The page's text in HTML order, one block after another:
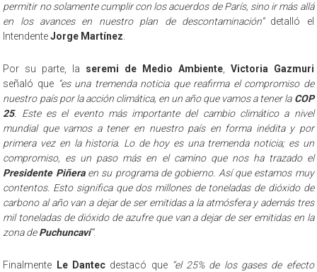
permitir no solamente cumplir con los acuerdos de París, sino ir más allá
en los avances en nuestro plan de descontaminación”detalló el
IntendenteJorge Martínez
Por su parte, la seremi de Medio Ambiente, Victoria Gazmuri
señaló que “es una tremenda noticia que reafirma el compromiso de
nuestro país por la acción climática, en un año que vamos a tener la COP
25. Este es el evento más importante del cambio climático a nivel
mundial que vamos a tener en nuestro país en forma inédita y por
primera vez en la historia. Lo de hoy es una tremenda noticia; es un
compromiso, es un paso más en el camino que nos ha trazado el
Presidente Piñeraen su programa de gobierno. Así que estamos muy
contentos. Esto significa que dos millones de toneladas de dióxido de
carbono al año van a dejar de ser emitidas a la atmósfera y además tres
mil toneladas de dióxido de azufre que van a dejar de ser emitidas en la
zona dePuchuncaví”.
Finalmente Le Dantec destacó que “el 25% de los gases de efecto